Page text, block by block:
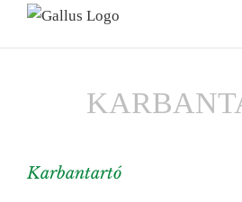
Karbantartó